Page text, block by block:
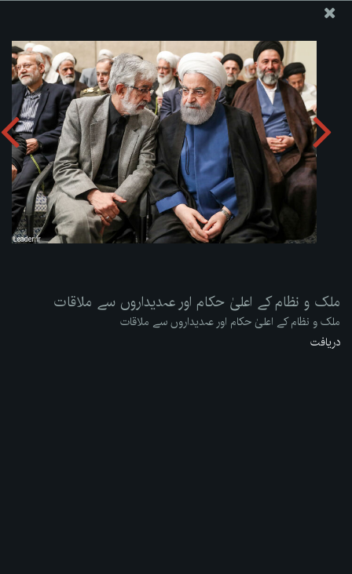
ملک و نظام کے اعلیٰ حکام اور عہدیداروں سے ملاقات
تصویری البم دریافت کریں:zip
ملک و نظام کے اعلیٰ حکام اور عہدیداروں سے ملاقات
ملک و نظام کے اعلیٰ حکام اور عہدیداروں سے ملاقات
دریافت